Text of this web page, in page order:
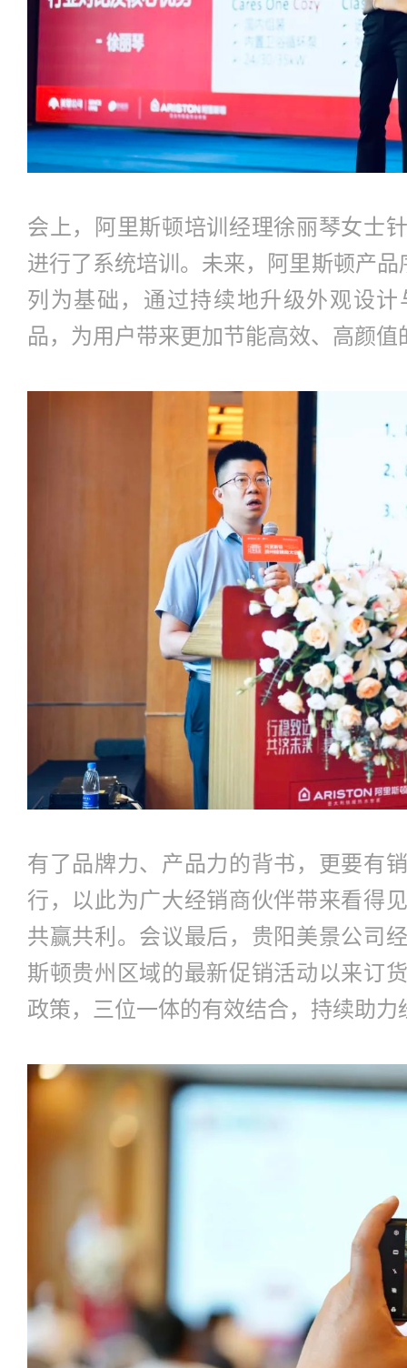
会上，阿里斯顿培训经理徐丽琴女士
进行了系统培训。未来，阿里斯顿产
列为基础，通过持续地升级外观设
品，为用户带来更加节能高效、高颜值
有了品牌力、产品力的背书，更要有
行，以此为广大经销商伙伴带来看得
共赢共利。会议最后，贵阳美景公司
斯顿贵州区域的最新促销活动以来订
政策，三位一体的有效结合，持续助力